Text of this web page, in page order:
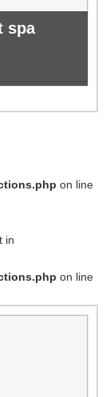
spa
on line
in
on line